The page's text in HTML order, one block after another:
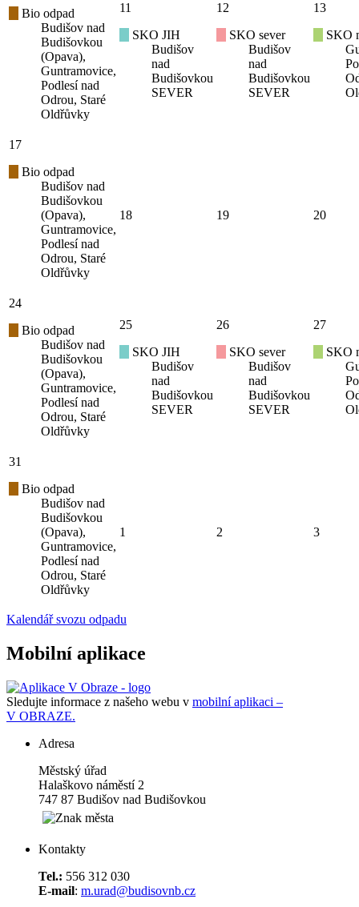
Bio odpad
Budišov nad
Budišovkou
(Opava),
Guntramovice,
Podlesí nad
Odrou, Staré
Oldřůvky
11
SKO JIH
Budišov
nad
Budišovkou
SEVER
12
SKO sever
Budišov
nad
Budišovkou
SEVER
13
SKO
17
Bio odpad
Budišov nad
Budišovkou
(Opava),
Guntramovice,
Podlesí nad
Odrou, Staré
Oldřůvky
18 19 20
24
Bio odpad
Budišov nad
Budišovkou
(Opava),
Guntramovice,
Podlesí nad
Odrou, Staré
Oldřůvky
25
SKO JIH
Budišov
nad
Budišovkou
SEVER
26
SKO sever
Budišov
nad
Budišovkou
SEVER
27
SKO
31
Bio odpad
Budišov nad
Budišovkou
(Opava),
Guntramovice,
Podlesí nad
Odrou, Staré
Oldřůvky
1 2 3
Kalendář svozu odpadu
Mobilní aplikace
Sledujte informace z našeho webu v mobilní aplikaci –
V OBRAZE.
Adresa
Městský úřad
Halaškovo náměstí 2
747 87 Budišov nad Budišovkou
Kontakty
Tel.: 556 312 030
E-mail: m.urad@budisovnb.cz